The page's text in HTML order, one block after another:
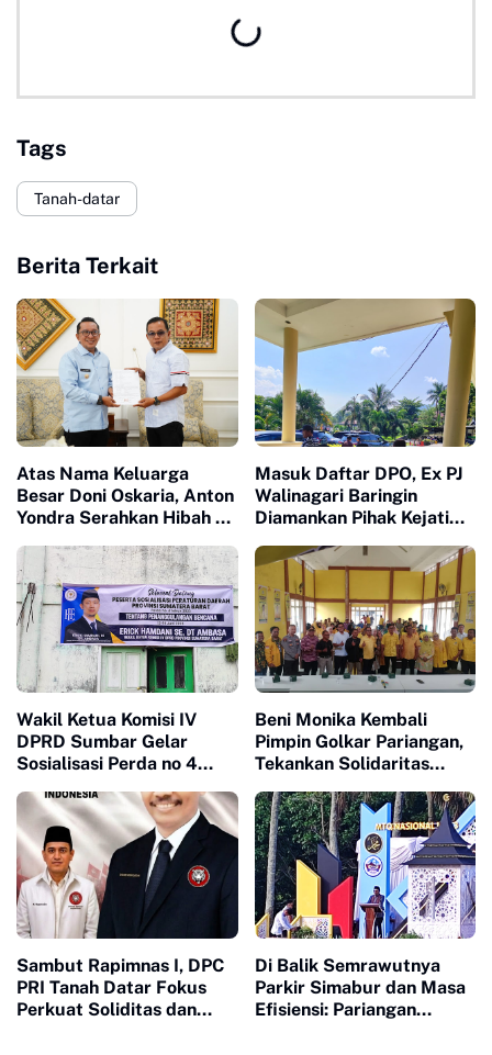
Tags
Tanah-datar
Berita Terkait
Atas Nama Keluarga
Besar Doni Oskaria, Anton
Yondra Serahkan Hibah 19
Masuk Daftar DPO, Ex PJ
Walinagari Baringin
Diamankan Pihak Kejati
Wakil Ketua Komisi IV
DPRD Sumbar Gelar
Sosialisasi Perda no 4
Beni Monika Kembali
Pimpin Golkar Pariangan,
Tekankan Solidaritas
Kemenangan
Sambut Rapimnas I, DPC
PRI Tanah Datar Fokus
Perkuat Soliditas dan
Di Balik Semrawutnya
Parkir Simabur dan Masa
Efisiensi: Pariangan